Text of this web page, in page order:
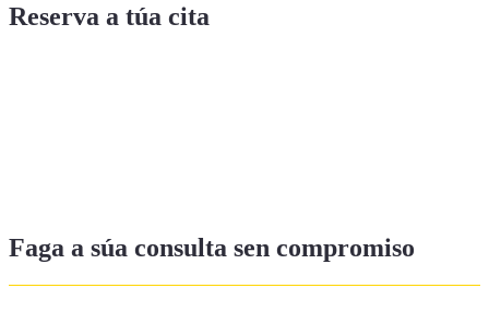
Reserva a túa cita
Faga a súa consulta sen compromiso